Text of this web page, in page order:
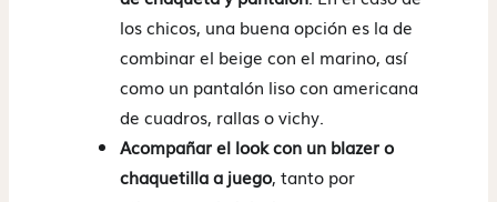
los chicos, una buena opción es la de
combinar el beige con el marino, así
como un pantalón liso con americana
de cuadros, rallas o vichy.
Acompañar el look con un blazer o
chaquetilla a juego, tanto por